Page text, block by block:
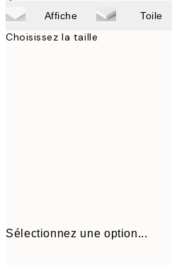
Affiche Toile
Choisissez la taille
Sélectionnez une option...